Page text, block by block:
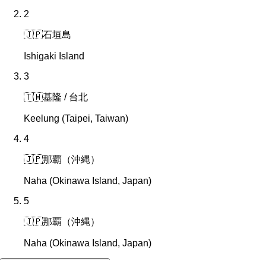
2
🇯🇵石垣島
Ishigaki Island
3
🇹🇼基隆 / 台北
Keelung (Taipei, Taiwan)
4
🇯🇵那覇（沖縄）
Naha (Okinawa Island, Japan)
5
🇯🇵那覇（沖縄）
Naha (Okinawa Island, Japan)